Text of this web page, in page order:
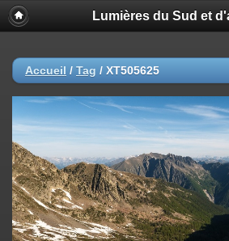
Lumières du Sud et
Accueil / Tag / XT505625